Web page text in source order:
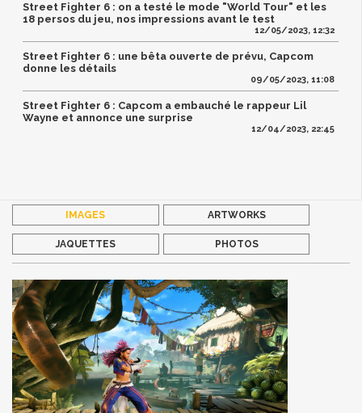
Street Fighter 6 : on a testé le mode "World Tour" et les
18 persos du jeu, nos impressions avant le test
12/05/2023, 12:32
Street Fighter 6 : une bêta ouverte de prévu, Capcom
donne les détails
09/05/2023, 11:08
Street Fighter 6 : Capcom a embauché le rappeur Lil
Wayne et annonce une surprise
12/04/2023, 22:45
IMAGES ARTWORKS
JAQUETTES PHOTOS